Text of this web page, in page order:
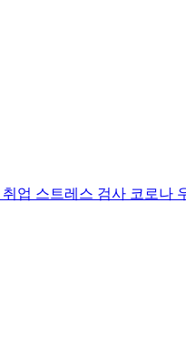
취업 스트레스 검사 코로나